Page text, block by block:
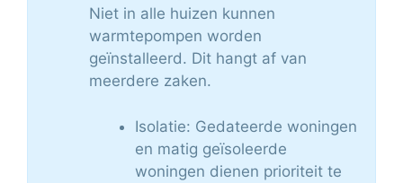
Niet in alle huizen kunnen
warmtepompen worden
geïnstalleerd. Dit hangt af van
meerdere zaken.
Isolatie: Gedateerde woningen
en matig geïsoleerde
woningen dienen prioriteit te